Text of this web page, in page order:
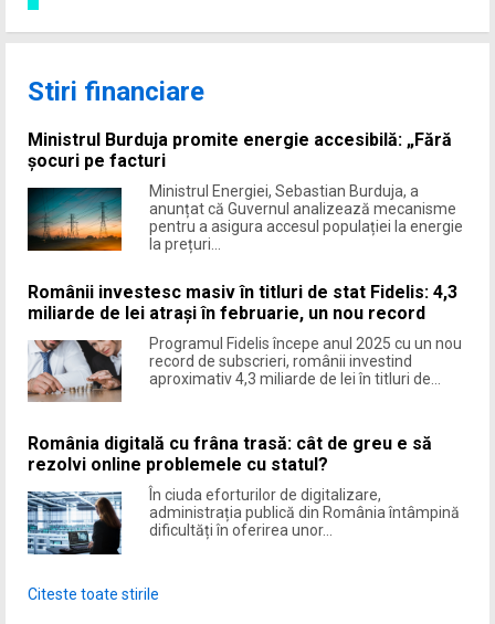
Stiri financiare
Ministrul Burduja promite energie accesibilă: „Fără
șocuri pe facturi
Ministrul Energiei, Sebastian Burduja, a
anunțat că Guvernul analizează mecanisme
pentru a asigura accesul populației la energie
la prețuri...
Românii investesc masiv în titluri de stat Fidelis: 4,3
miliarde de lei atrași în februarie, un nou record
Programul Fidelis începe anul 2025 cu un nou
record de subscrieri, românii investind
aproximativ 4,3 miliarde de lei în titluri de...
România digitală cu frâna trasă: cât de greu e să
rezolvi online problemele cu statul?
În ciuda eforturilor de digitalizare,
administrația publică din România întâmpină
dificultăți în oferirea unor...
Citeste toate stirile